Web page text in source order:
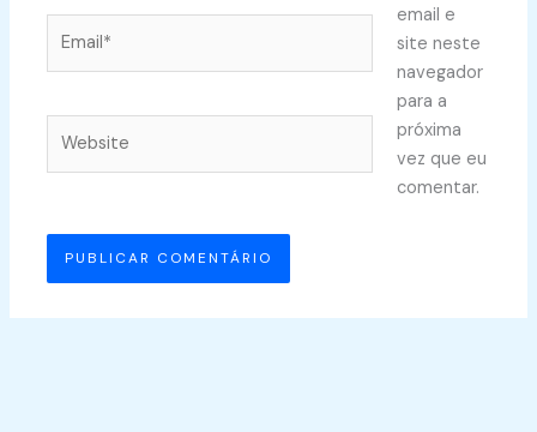
email e
site neste
navegador
para a
próxima
vez que eu
comentar.